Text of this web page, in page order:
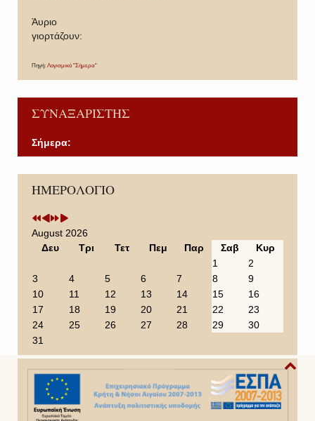
Άυριο
γιορτάζουν:
Πηγή: Λογισμικό "Σήμερα"
ΣΥΝΑΞΑΡΙΣΤΗΣ
Σήμερα:
ΗΜΕΡΟΛΟΓΙΟ
P
r
v
i
e
a
r
P
r
v
i
o
o
t
h
N
e
t
Y
e
N
e
t
M
August 2026
Δευ
Τρι Τετ Πεμ Παρ Σαβ
Κυρ
1
2
3
4 5 6 7 8
9
10
11 12 13 14 15
16
17
18 19 20 21 22
23
24
25 26 27 28 29
30
31